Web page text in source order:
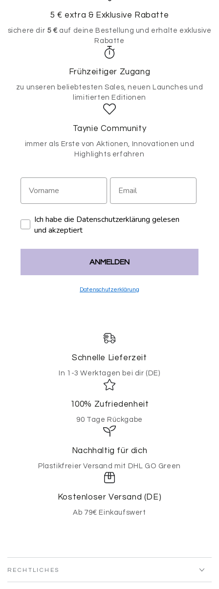
5 € extra & Exklusive Rabatte
sichere dir 5 € auf deine Bestellung und erhalte exklusive
Rabatte
Frühzeitiger Zugang
zu unseren beliebtesten Sales, neuen Launches und
limitierten Editionen
Taynie Community
immer als Erste von Aktionen, Innovationen und
Highlights erfahren
Ich habe die Datenschutzerklärung gelesen
und akzeptiert
ANMELDEN
Datenschutzerklärung
Schnelle Lieferzeit
In 1-3 Werktagen bei dir (DE)
100% Zufriedenheit
90 Tage Rückgabe
Nachhaltig für dich
Plastikfreier Versand mit DHL GO Green
Kostenloser Versand (DE)
Ab 79€ Einkaufswert
RECHTLICHES